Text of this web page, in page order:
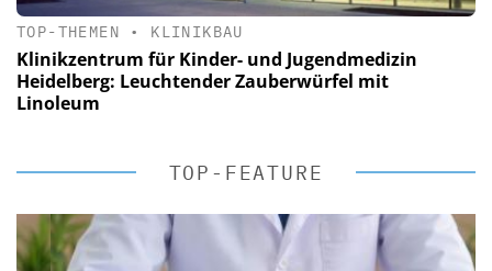
TOP-THEMEN • KLINIKBAU
Klinikzentrum für Kinder- und Jugendmedizin
Heidelberg: Leuchtender Zauberwürfel mit
Linoleum
TOP-FEATURE